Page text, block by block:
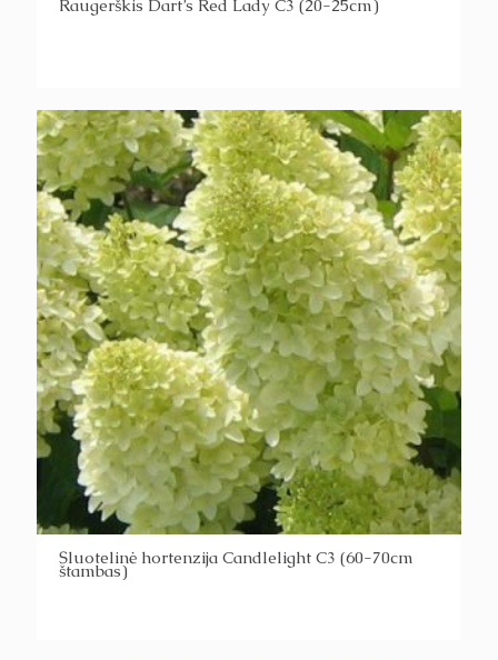
Raugerškis Dart’s Red Lady C3 (20-25cm)
Šluotelinė hortenzija Candlelight C3 (60-70cm
štambas)